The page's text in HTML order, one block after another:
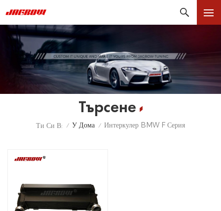
Търсене
Ти Си В: / У Дома / Интеркулер BMW F Серия